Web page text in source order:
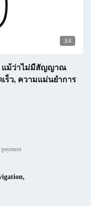
3/4
แม้ว่าไม่มีสัญญาณ
ร็ว, ความแม่นยําการ
,